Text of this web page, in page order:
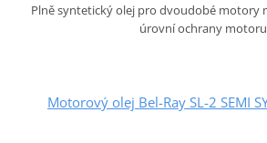
Plně syntetický olej pro dvoudobé motory
úrovní ochrany
Motorový olej Bel-Ray SL-2 SEMI